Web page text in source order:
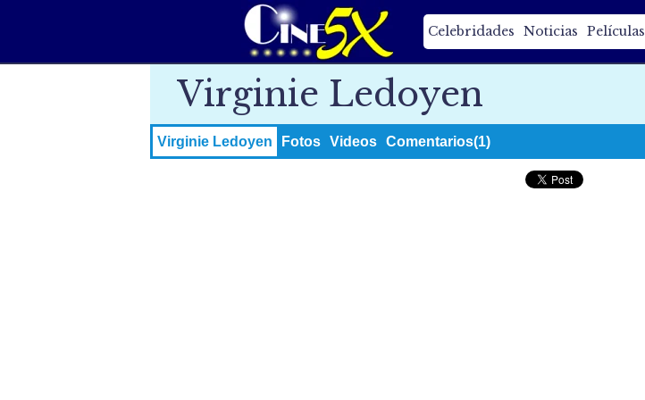
Celebridades Noticias Películas
Virginie Ledoyen
Virginie Ledoyen Fotos Videos Comentarios(1)